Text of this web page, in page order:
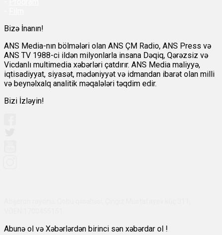
Bizə İnanın!
ANS Media-nın bölmələri olan ANS ÇM Radio, ANS Press və
ANS TV 1988-ci ildən milyonlarla insana Dəqiq, Qərəzsiz və
Vicdanlı multimedia xəbərləri çatdırır. ANS Media maliyyə,
iqtisadiyyat, siyasət, mədəniyyət və idmandan ibarət olan milli
və beynəlxalq analitik məqalələri təqdim edir.
Bizi İzləyin!
Abunə ol və Xəbərlərdən birinci sən xəbərdar ol !